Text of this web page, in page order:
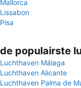
Mallorca
Lissabon
Pisa
de populairste
Luchthaven Málaga
Luchthaven Alicante
Luchthaven Palma de